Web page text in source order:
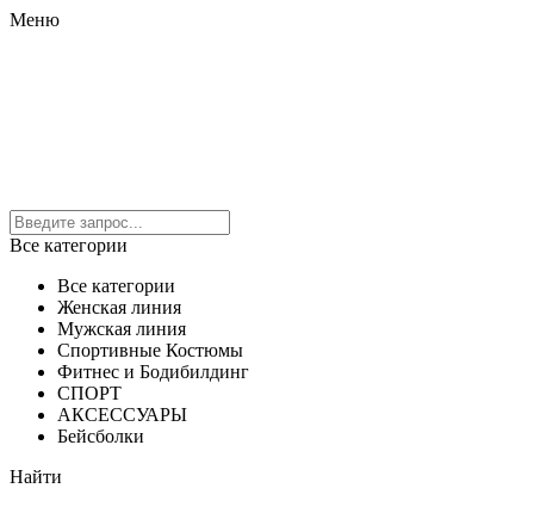
Меню
Все категории
Все категории
Женская линия
Мужская линия
Спортивные Костюмы
Фитнес и Бодибилдинг
СПОРТ
АКСЕССУАРЫ
Бейсболки
Найти